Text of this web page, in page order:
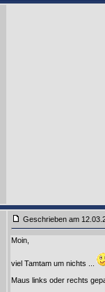
Geschrieben am
Moin,
viel Tamtam um nichts ...
Maus links oder rechts